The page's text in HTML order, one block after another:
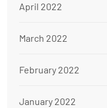
April 2022
March 2022
February 2022
January 2022